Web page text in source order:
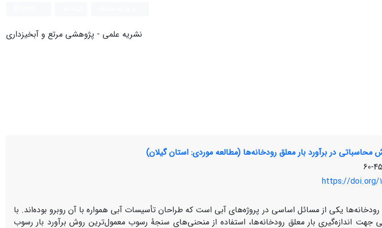
نشریه علمی - پژوهشی مرتع و آبخیزداری
در برآورد بار معلق رودخانه‌ها (مطالعه موردی: استان گیلان)
45-60
https://doi.org/
یکی از مسائل اساسی در پروژه‌های آبی است که طراحان تأسیسات آبی همواره با آن روبرو بوده‌اند. با
اندازه‌گیری بار معلق رودخانه‌ها، استفاده از منحنی‌های سنجۀ رسوب معمول‌ترین روش برآورد بار رسوب